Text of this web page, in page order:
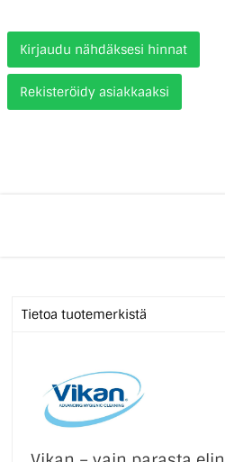
Kirjaudu nähdäksesi hinnat
Rekisteröidy asiakkaaksi
Tietoa tuotemerkistä